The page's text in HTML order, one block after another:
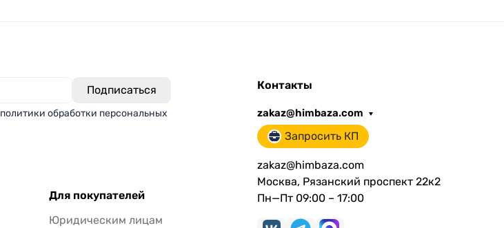
политики обработки персональных
Для покупателей
Юридическим лицам
Контакты
zakaz@himbaza.com
Запросить КП
zakaz@himbaza.com
Москва, Рязанский проспект 22к2
Пн—Пт 09:00 – 17:00